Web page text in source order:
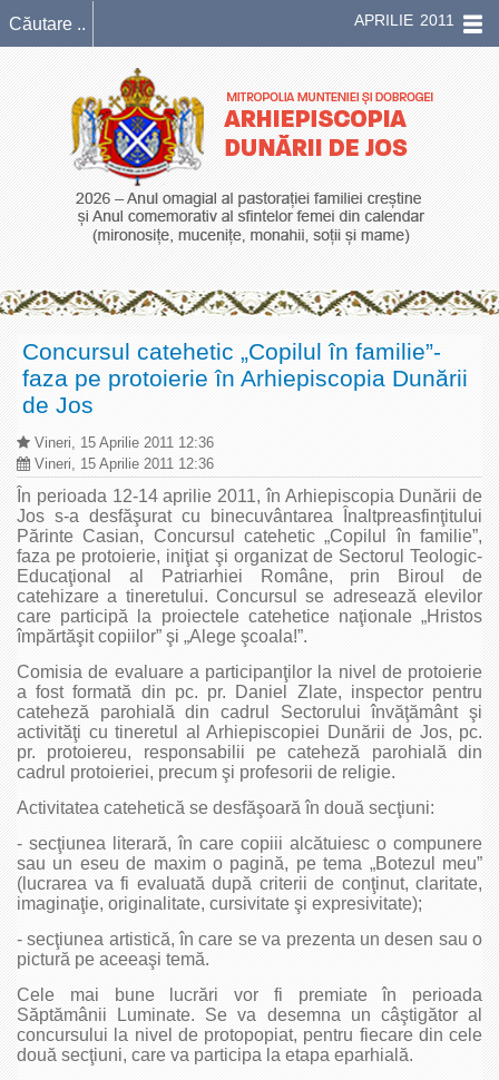
APRILIE 2011
Concursul catehetic „Copilul în familie”-
faza pe protoierie în Arhiepiscopia Dunării
de Jos
Vineri, 15 Aprilie 2011 12:36
Vineri, 15 Aprilie 2011 12:36
În perioada 12-14 aprilie 2011, în Arhiepiscopia Dunării de
Jos s-a desfăşurat cu binecuvântarea Înaltpreasfinţitului
Părinte Casian, Concursul catehetic „Copilul în familie”,
faza pe protoierie, iniţiat şi organizat de Sectorul Teologic-
Educaţional al Patriarhiei Române, prin Biroul de
catehizare a tineretului. Concursul se adresează elevilor
care participă la proiectele catehetice naţionale „Hristos
împărtăşit copiilor” şi „Alege şcoala!”.
Comisia de evaluare a participanţilor la nivel de protoierie
a fost formată din pc. pr. Daniel Zlate, inspector pentru
cateheză parohială din cadrul Sectorului învăţământ şi
activităţi cu tineretul al Arhiepiscopiei Dunării de Jos, pc.
pr. protoiereu, responsabilii pe cateheză parohială din
cadrul protoieriei, precum şi profesorii de religie.
Activitatea catehetică se desfăşoară în două secţiuni:
- secţiunea literară, în care copiii alcătuiesc o compunere
sau un eseu de maxim o pagină, pe tema „Botezul meu”
(lucrarea va fi evaluată după criterii de conţinut, claritate,
imaginaţie, originalitate, cursivitate şi expresivitate);
- secţiunea artistică, în care se va prezenta un desen sau o
pictură pe aceeaşi temă.
Cele mai bune lucrări vor fi premiate în perioada
Săptămânii Luminate. Se va desemna un câştigător al
concursului la nivel de protopopiat, pentru fiecare din cele
două secţiuni, care va participa la etapa eparhială.